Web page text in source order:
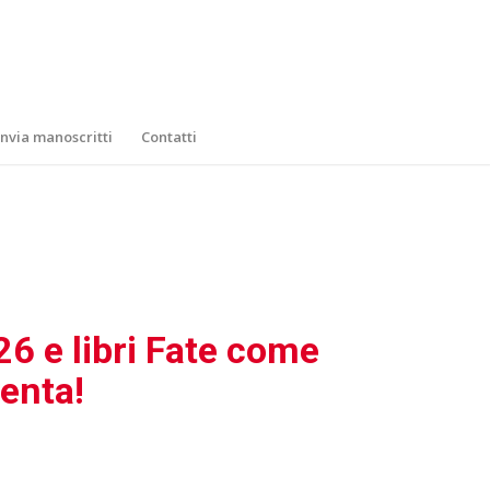
manoscritti Contatti
e libri Fate come